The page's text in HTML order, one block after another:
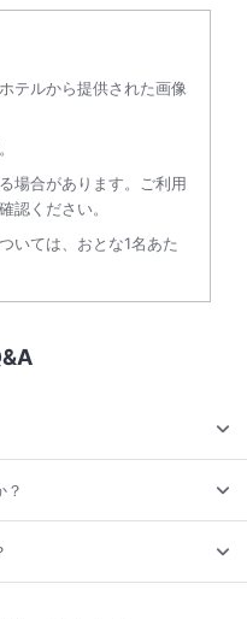
テルから提供された画像
場合があります。ご利用
認ください。
いては、おとな1名あた
？